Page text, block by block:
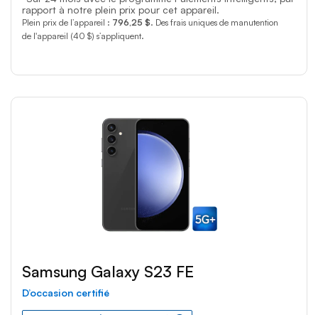
rapport à notre plein prix pour cet appareil.
Plein prix de l’appareil : 796,25 $. Des frais uniques de manutention
de l'appareil (40 $) s’appliquent.
Samsung Galaxy S23 FE
D’occasion certifié